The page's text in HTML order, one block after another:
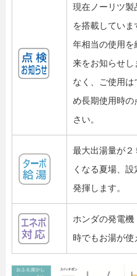
現在ノーリツ
を搭載してい
年相当の使用を
来をお知らせし
なく、ご使用は
め長期使用時
さい。
最大出湯量が２
くなる夏場、
発揮します。
ホンダの発電
時でもお湯が使